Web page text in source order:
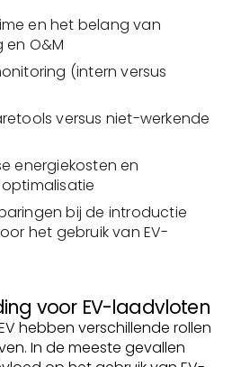
en het belang van
O&M
(intern versus
versus niet-werkende
energiekosten en
bij de introductie
het gebruik van EV-
voor EV-laadvloten
hebben verschillende rollen
In de meeste gevallen